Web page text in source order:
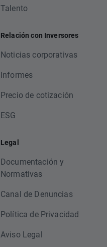
Talento
Relación con Inversores
Noticias corporativas
Informes
Precio de cotización
ESG
Legal
Documentación y
Normativas
Canal de Denuncias
Política de Privacidad
Aviso Legal